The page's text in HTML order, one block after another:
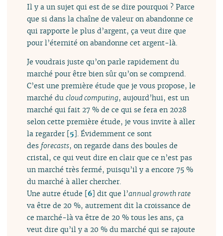
Il y a un sujet qui est de se dire pourquoi ? Parce
que si dans la chaîne de valeur on abandonne ce
qui rapporte le plus d’argent, ça veut dire que
pour l’éternité on abandonne cet argent-là.
Je voudrais juste qu’on parle rapidement du
marché pour être bien sûr qu’on se comprend.
C’est une première étude que je vous propose, le
marché ducloud computing, aujourd’hui, est un
marché qui fait 27 % de ce qui se fera en 2028
selon cette première étude, je vous invite à aller
la regarder [5]. Évidemment ce sont
des forecasts, on regarde dans des boules de
cristal, ce qui veut dire en clair que ce n’est pas
un marché très fermé, puisqu’il y a encore 75 %
du marché à aller chercher.
Une autre étude [6] dit que l’annual growth rate
va être de 20 %, autrement dit la croissance de
ce marché-là va être de 20 % tous les ans, ça
veut dire qu’il y a 20 % du marché qui se rajoute